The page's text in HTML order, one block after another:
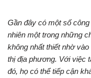
Gần đây có một số
nhiên một trong những
không nhất thiết nhờ
thị địa phương. Với việc
đó, họ có thể tiếp cận